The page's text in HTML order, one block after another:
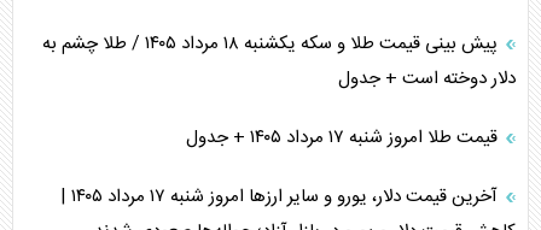
پیش بینی قیمت طلا و سکه یکشنبه ۱۸ مرداد ۱۴۰۵ / طلا چشم به
دلار دوخته است + جدول
قیمت طلا امروز شنبه ۱۷ مرداد ۱۴۰۵ + جدول
آخرین قیمت دلار، یورو و سایر ارز‌ها امروز شنبه ۱۷ مرداد ۱۴۰۵ |